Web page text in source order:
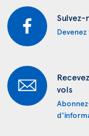
Devenez
vols